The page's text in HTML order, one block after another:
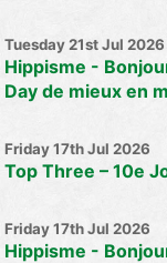
Tuesday 21st Jul 2026
Hippisme -
Day de mieux en
Friday 17th Jul 2026
Top Three – 10e
Friday 17th Jul 2026
Hippisme -